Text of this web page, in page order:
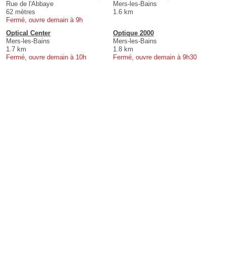
Rue de l'Abbaye
62 mètres
Fermé, ouvre demain à 9h
Mers-les-Bains
1.6 km
Optical Center
Mers-les-Bains
1.7 km
Fermé, ouvre demain à 10h
Optique 2000
Mers-les-Bains
1.8 km
Fermé, ouvre demain à 9h30